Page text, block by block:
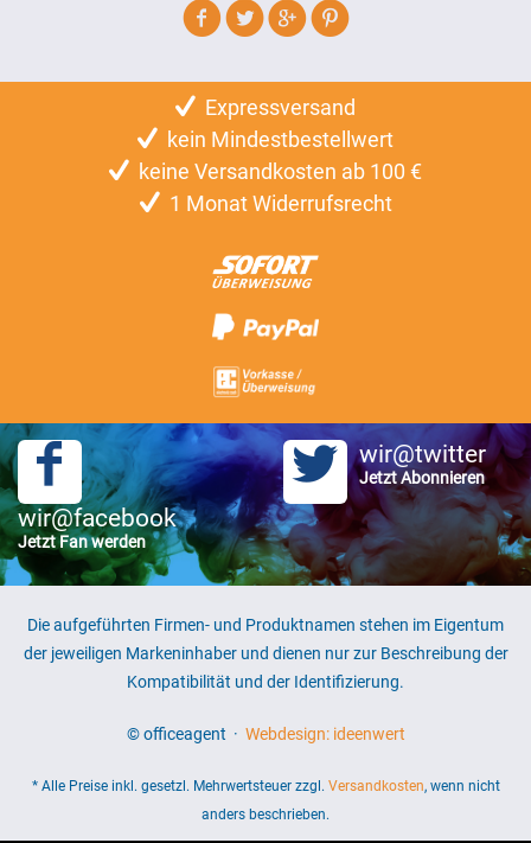
Expressversand
kein Mindestbestellwert
keine Versandkosten ab 100 €
1 Monat Widerrufsrecht
wir@facebook
Jetzt Fan werden
wir@twitter
Jetzt Abonnieren
Die aufgeführten Firmen- und Produktnamen stehen im Eigentum
der jeweiligen Markeninhaber und dienen nur zur Beschreibung der
Kompatibilität und der Identifizierung.
© officeagent · Webdesign: ideenwert
* Alle Preise inkl. gesetzl. Mehrwertsteuer zzgl. Versandkosten, wenn nicht
anders beschrieben.